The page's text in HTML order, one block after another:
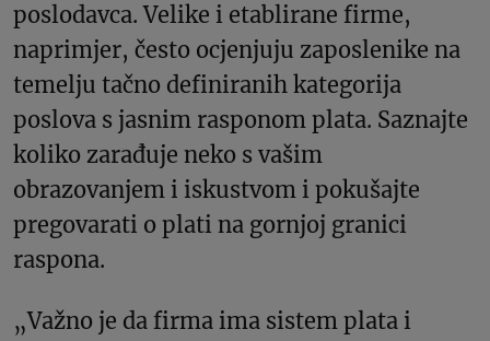
poslodavca. Velike i etablirane firme,
naprimjer, često ocjenjuju zaposlenike na
temelju tačno definiranih kategorija
poslova s ​​jasnim rasponom plata. Saznajte
koliko zarađuje neko s vašim
obrazovanjem i iskustvom i pokušajte
pregovarati o plati na gornjoj granici
raspona.
„Važno je da firma ima sistem plata i